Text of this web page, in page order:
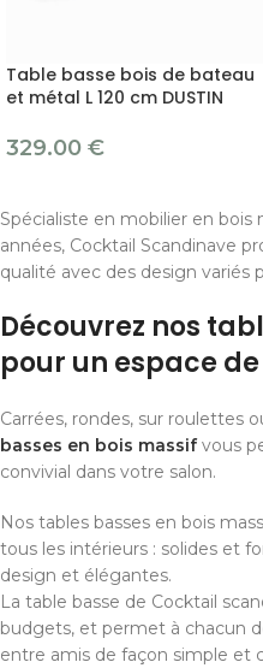
Table basse bois de bateau
et métal L 120 cm DUSTIN
329.00 €
Spécialiste en mobilier en
années, Cocktail Scandinave
qualité avec des design variés
Découvrez nos
pour un espace
Carrées, rondes, sur roulettes
basses en bois massifvous
convivial dans votre salon.
Nos tables basses en bois
tous les intérieurs : solides et
design et élégantes.
La table basse de Cocktail
budgets, et permet à chacun
entre amis de façon simple et